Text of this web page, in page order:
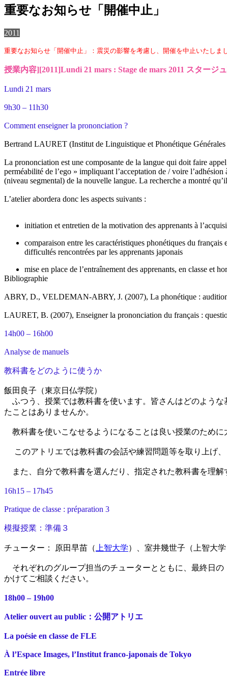
重要なお知らせ「開催中止」
2011
重要なお知らせ「開催中止」：震災の影響を考慮し、開催を中止いたし
授業内容][2011]Lundi 21 mars : Stage de mars 2011 スタージ
Lundi 21 mars
9h30 – 11h30
Comment enseigner la prononciation ?
Bertrand LAURET (Institut de Linguistique et Phonétique
La prononciation est une composante de la langue qui doit faire
perméabilité de l’ego » impliquant l’acceptation de / voire
(niveau segmental) de la nouvelle langue. La recherche a montré
L’atelier abordera donc les aspects suivants :
initiation et entretien de la motivation des apprenants à
comparaison entre les caractéristiques phonétiques du
difficultés rencontrées par les apprenants japonais
mise en place de l’entraînement des apprenants, en classe et
Bibliographie
ABRY, D., VELDEMAN-ABRY, J. (2007), La phonétique :
LAURET, B. (2007), Enseigner la prononciation du français :
14h00 – 16h00
Analyse de manuels
教科書をどのように使うか
飯田良子（東京日仏学院）
ふつう、授業では教科書を使います。皆さんはどのよう
たことはありませんか。
教科書を使いこなせるようになることは良い授業のために
このアトリエでは教科書の会話や練習問題等を取り上げ
また、自分で教科書を選んだり、指定された教科書を理解
16h15 – 17h45
Pratique de classe : préparation 3
模擬授業：準備３
チューター： 原田早苗（ 上智大学）、室井幾世子（上智大
それぞれのグループ担当のチューターとともに、最終日
かけてご相談ください。
18h00 – 19h00
Atelier ouvert au public：公開アトリエ
La poésie en classe de FLE
À l’Espace Images, l’Institut franco-japonais de Tokyo
Entrée libre